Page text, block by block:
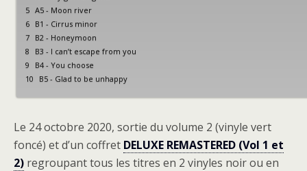
5 A5 - Moon river
6 B1 - Cirrus minor
7 B2 - Honeymoon
8
B3 - I can’t escape from you
9
B4 - You choose
10
B5 - Glad to be unhappy
Le 24 octobre 2020, sortie du volume 2 (vinyle vert
foncé) et d’un coffret DELUXE REMASTERED (Vol 1 et
2) regroupant tous les titres en 2 vinyles noir ou en